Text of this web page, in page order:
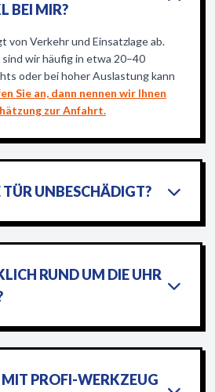
BEI MIR?
von Verkehr und Einsatzlage ab.
wir häufig in etwa 20–40
oder bei hoher Auslastung kann
Sie an, dann nennen wir Ihnen
zur Anfahrt.
TÜR UNBESCHÄDIGT?
RUND UM DIE UHR
MIT PROFI-WERKZEUG